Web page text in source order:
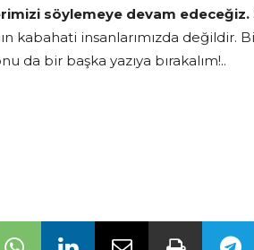
söylemeye devam edeceğiz.
kabahati insanlarımızda
da bir başka yazıya bırakalım!..